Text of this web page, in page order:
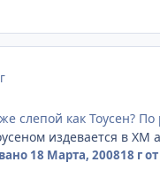
слепой как Тоусен?
издевается в ХМ
18 Марта, 200818 гот